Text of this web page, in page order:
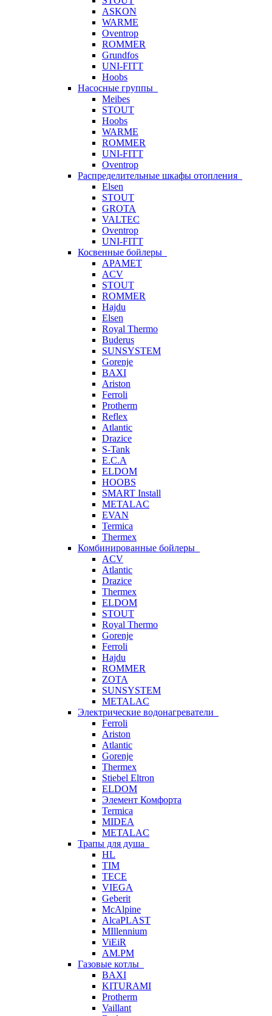
ASKON
WARME
Oventrop
ROMMER
Grundfos
UNI-FITT
Hoobs
Насосные группы
Meibes
STOUT
Hoobs
WARME
ROMMER
UNI-FITT
Oventrop
Распределительные шкафы отопления
Elsen
STOUT
GROTA
VALTEC
Oventrop
UNI-FITT
Косвенные бойлеры
APAMET
ACV
STOUT
ROMMER
Hajdu
Elsen
Royal Thermo
Buderus
SUNSYSTEM
Gorenje
BAXI
Ariston
Ferroli
Protherm
Reflex
Atlantic
Drazice
S-Tank
E.C.A
ELDOM
HOOBS
SMART Install
METALAC
EVAN
Termica
Thermex
Комбинированные бойлеры
ACV
Atlantic
Drazice
Thermex
ELDOM
STOUT
Royal Thermo
Gorenje
Ferroli
Hajdu
ROMMER
ZOTA
SUNSYSTEM
METALAC
Электрические водонагреватели
Ferroli
Ariston
Atlantic
Gorenje
Thermex
Stiebel Eltron
ELDOM
Элемент Комфорта
Termica
MIDEA
METALAC
Трапы для душа
HL
TIM
TECE
VIEGA
Geberit
McAlpine
AlcaPLAST
MIllennium
ViEiR
AM.PM
Газовые котлы
BAXI
KITURAMI
Protherm
Vaillant